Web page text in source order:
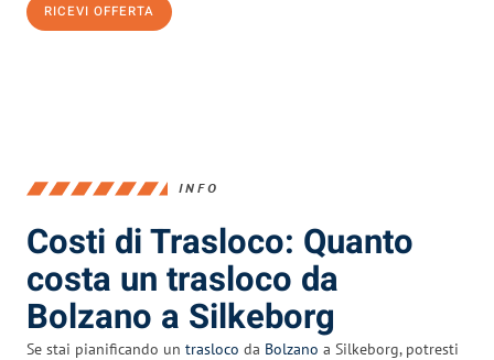
RICEVI OFFERTA
INFO
Costi di Trasloco: Quanto
costa un trasloco da
Bolzano a Silkeborg
Se stai pianificando un trasloco da Bolzano a Silkeborg, potresti